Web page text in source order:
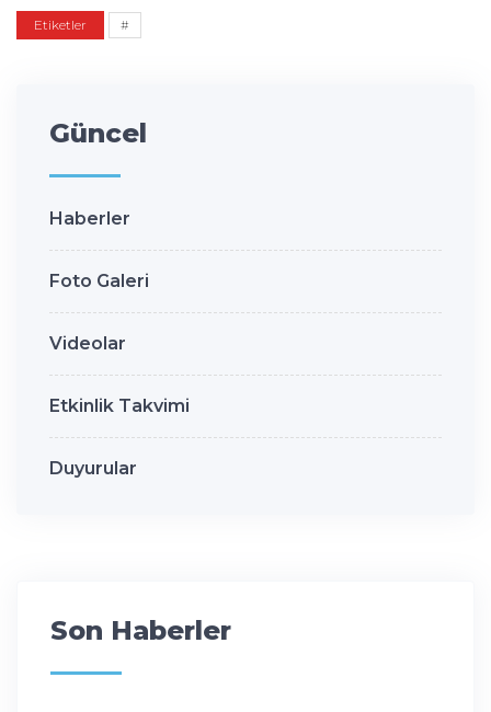
Etiketler #
Güncel
Haberler
Foto Galeri
Videolar
Etkinlik Takvimi
Duyurular
Son Haberler